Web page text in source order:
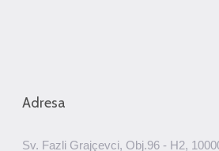
Adresa
Sv. Fazli Grajçevci, Obj.96 - H2,